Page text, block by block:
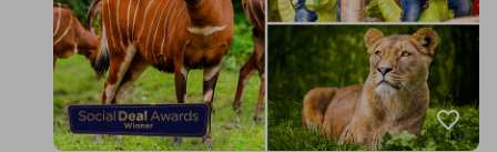
favorite_border